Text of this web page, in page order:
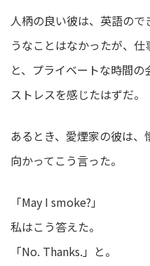
人柄の良い彼は、英語の
うなことはなかったが、
と、プライベートな時間
ストレスを感じたはずだ。
あるとき、愛煙家の彼は
向かってこう言った。
「May I smoke?」
私はこう答えた。
「No. Thanks.」と。